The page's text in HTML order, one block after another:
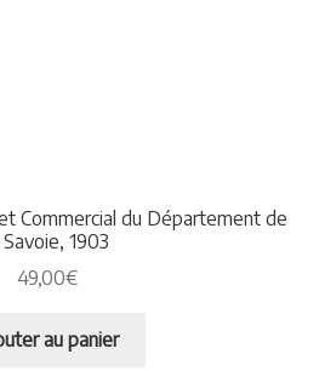
Commercial du Département de
Savoie, 1903
49,00€
au panier